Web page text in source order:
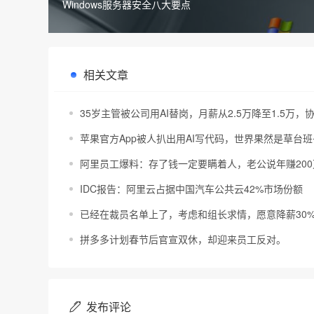
Windows服务器安全八大要点
相关文章
35岁主管被公司用AI替岗，月薪从2.5万降至1.5万，
苹果官方App被人扒出用AI写代码，世界果然是草台
阿里员工爆料：存了钱一定要瞒着人，老公说年赚
IDC报告：阿里云占据中国汽车公共云42%市场份额
已经在裁员名单上了，考虑和组长求情，愿意降薪
拼多多计划春节后官宣双休，却迎来员工反对。
发布评论